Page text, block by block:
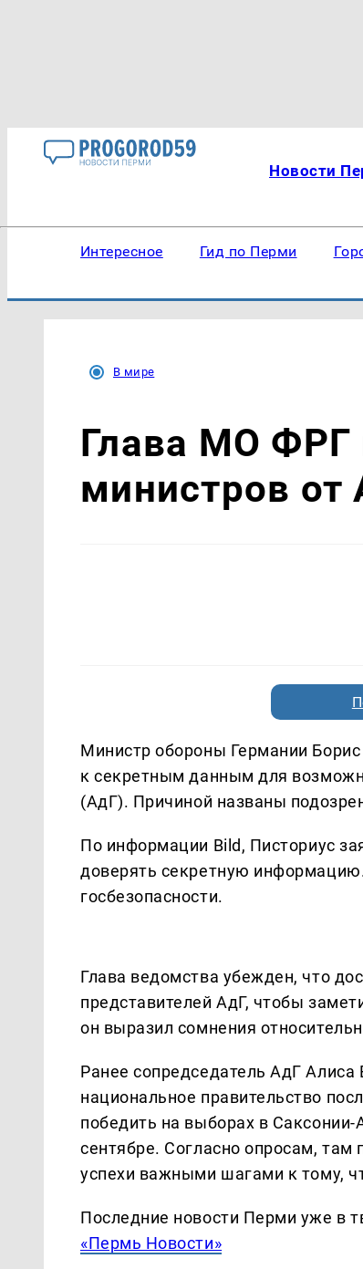
Новости
Интересное Гид по Перми
В мире
Глава МО ФРГ
министров от
Министр обороны Германии Борис
к секретным данным для
(АдГ). Причиной названы
По информации Bild, Писториус
доверять секретную
госбезопасности.
Глава ведомства убежден, что
представителей АдГ, чтобы
он выразил сомнения
Ранее сопредседатель АдГ
национальное правительство
победить на выборах в
сентябре. Согласно опросам, там
успехи важными шагами к тому,
Последние новости Перми уже в
«Пермь Новости»